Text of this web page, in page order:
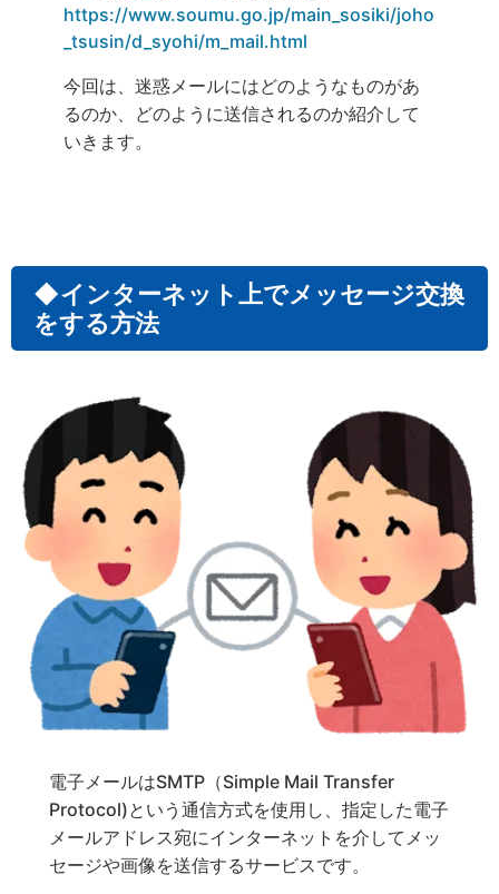
https://www.soumu.go.jp/main_sosiki/joho
_tsusin/d_syohi/m_mail.html
今回は、迷惑メールにはどのようなものがあ
るのか、どのように送信されるのか紹介して
いきます。
◆インターネット上でメッセージ交換
をする方法
電子メールはSMTP（Simple Mail Transfer
Protocol)という通信方式を使用し、指定した電子
メールアドレス宛にインターネットを介してメッ
セージや画像を送信するサービスです。